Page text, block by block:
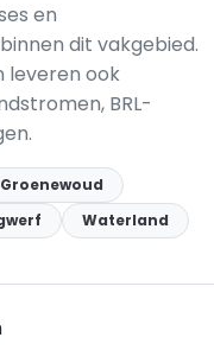
en
dit vakgebied.
leveren ook
BRL-
Groenewoud
Waterland